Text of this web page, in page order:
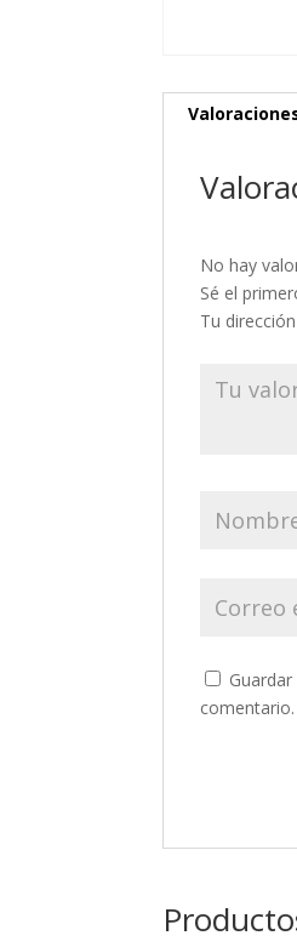
No hay
Sé el
Tu
comentario.